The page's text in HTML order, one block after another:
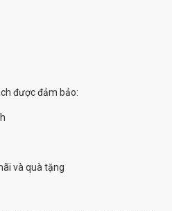
được đảm bảo:
và quà tặng